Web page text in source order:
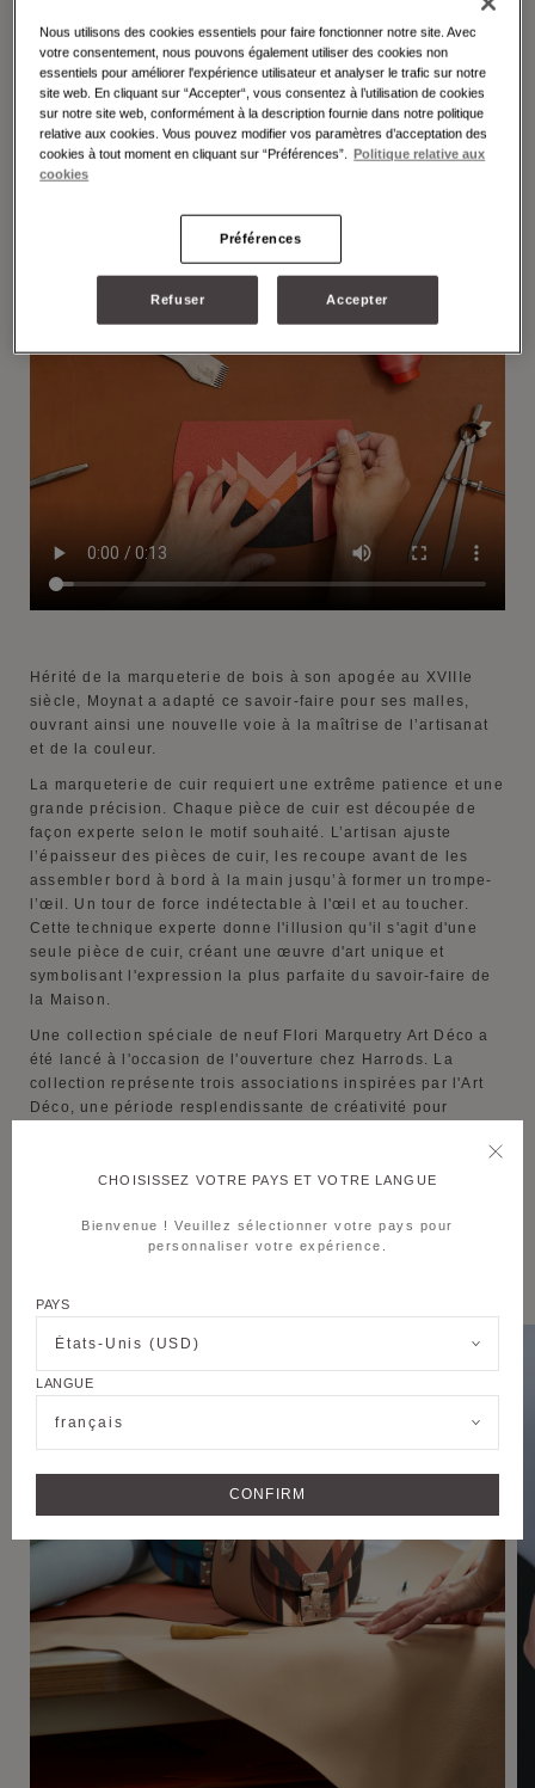
Hérité de la marqueterie de bois à son apogée au XVIIIe
siècle, Moynat a adapté ce savoir-faire pour ses malles,
ouvrant ainsi une nouvelle voie à la maîtrise de l’artisanat
et de la couleur.
La marqueterie de cuir requiert une extrême patience et une
grande précision. Chaque pièce de cuir est découpée de
façon experte selon le motif souhaité. L’artisan ajuste
l’épaisseur des pièces de cuir, les recoupe avant de les
assembler bord à bord à la main jusqu’à former un trompe-
l’œil. Un tour de force indétectable à l'œil et au toucher.
Cette technique experte donne l'illusion qu'il s'agit d'une
seule pièce de cuir, créant une œuvre d'art unique et
symbolisant l'expression la plus parfaite du savoir-faire de
la Maison.
Une collection spéciale de neuf Flori Marquetry Art Déco a
été lancé à l'occasion de l'ouverture chez Harrods. La
collection représente trois associations inspirées par l'Art
Déco, une période resplendissante de créativité pour
pièces de cuir. La précision géométrique de chaque élément
CHOISISSEZ VOTRE PAYS ET VOTRE LANGUE
Bienvenue ! Veuillez sélectionner votre pays pour
personnaliser votre expérience.
PAYS
États-Unis (USD)
LANGUE
français
CONFIRM
Nous utilisons des cookies essentiels pour faire fonctionner notre site. Avec
votre consentement, nous pouvons également utiliser des cookies non
essentiels pour améliorer l'expérience utilisateur et analyser le trafic sur notre
site web. En cliquant sur “Accepter“, vous consentez à l’utilisation de cookies
sur notre site web, conformément à la description fournie dans notre politique
relative aux cookies. Vous pouvez modifier vos paramètres d’acceptation des
cookies à tout moment en cliquant sur “Préférences”. Politique relative aux
cookies
Préférences
Refuser Accepter